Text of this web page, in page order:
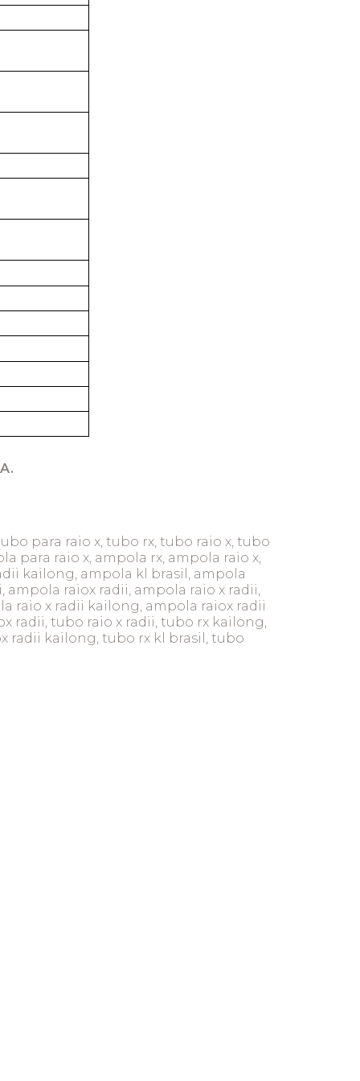
para raio x, tubo rx, tubo raio x, tubo
para raio x, ampola rx, ampola raio x,
kailong, ampola kl brasil, ampola
raiox radii, ampola raio x radii,
raio x radii kailong, ampola raiox radii
radii, tubo raio x radii, tubo rx kailong,
radii kailong, tubo rx kl brasil, tubo